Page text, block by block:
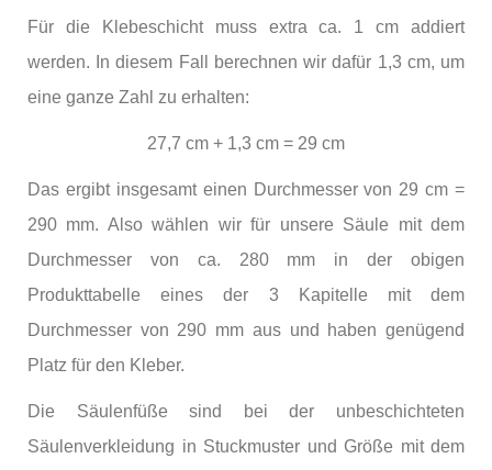
Für die Klebeschicht muss extra ca. 1 cm addiert
werden. In diesem Fall berechnen wir dafür 1,3 cm, um
eine ganze Zahl zu erhalten:
27,7 cm + 1,3 cm = 29 cm
Das ergibt insgesamt einen Durchmesser von 29 cm =
290 mm. Also wählen wir für unsere Säule mit dem
Durchmesser von ca. 280 mm in der obigen
Produkttabelle eines der 3 Kapitelle mit dem
Durchmesser von 290 mm aus und haben genügend
Platz für den Kleber.
Die Säulenfüße sind bei der unbeschichteten
Säulenverkleidung in Stuckmuster und Größe mit dem